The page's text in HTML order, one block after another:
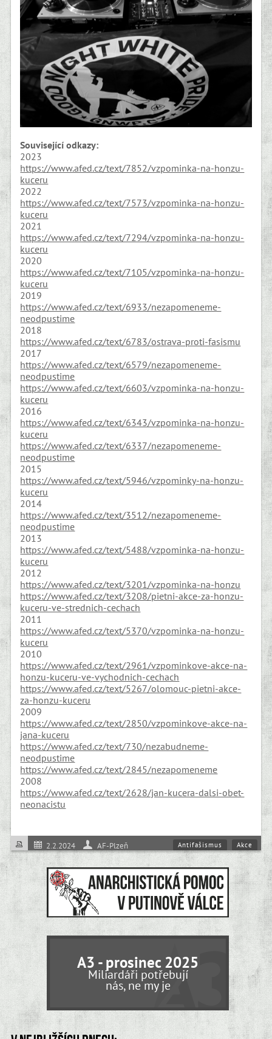
Související odkazy:
2023
https://www.afed.cz/text/7852/vzpominka-na-honzu-
kuceru
2022
https://www.afed.cz/text/7573/vzpominka-na-honzu-
kuceru
2021
https://www.afed.cz/text/7294/vzpominka-na-honzu-
kuceru
2020
https://www.afed.cz/text/7105/vzpominka-na-honzu-
kuceru
2019
https://www.afed.cz/text/6933/nezapomeneme-
neodpustime
2018
https://www.afed.cz/text/6783/ostrava-proti-fasismu
2017
https://www.afed.cz/text/6579/nezapomeneme-
neodpustime
https://www.afed.cz/text/6603/vzpominka-na-honzu-
kuceru
2016
https://www.afed.cz/text/6343/vzpominka-na-honzu-
kuceru
https://www.afed.cz/text/6337/nezapomeneme-
neodpustime
2015
https://www.afed.cz/text/5946/vzpominky-na-honzu-
kuceru
2014
https://www.afed.cz/text/3512/nezapomeneme-
neodpustime
2013
https://www.afed.cz/text/5488/vzpominka-na-honzu-
kuceru
2012
https://www.afed.cz/text/3201/vzpominka-na-honzu
https://www.afed.cz/text/3208/pietni-akce-za-honzu-
kuceru-ve-strednich-cechach
2011
https://www.afed.cz/text/5370/vzpominka-na-honzu-
kuceru
2010
https://www.afed.cz/text/2961/vzpominkove-akce-na-
honzu-kuceru-ve-vychodnich-cechach
https://www.afed.cz/text/5267/olomouc-pietni-akce-
za-honzu-kuceru
2009
https://www.afed.cz/text/2850/vzpominkove-akce-na-
jana-kuceru
https://www.afed.cz/text/730/nezabudneme-
neodpustime
https://www.afed.cz/text/2845/nezapomeneme
2008
https://www.afed.cz/text/2628/jan-kucera-dalsi-obet-
neonacistu
2.2.2024 AF-Plzeň Antifašismus Akce
A3 - prosinec 2025
Miliardáři potřebují
nás, ne my je